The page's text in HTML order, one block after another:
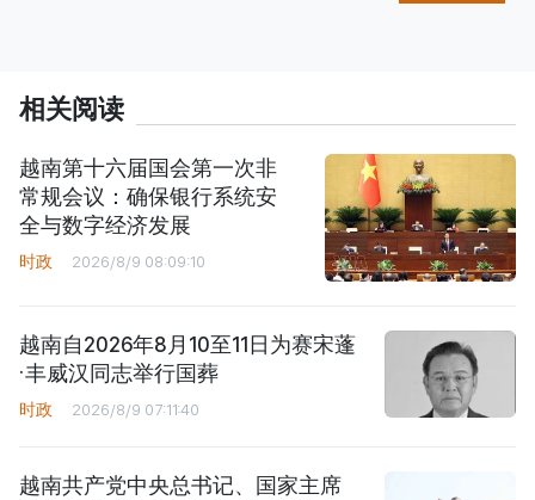
相关阅读
越南第十六届国会第一次非
常规会议：确保银行系统安
全与数字经济发展
时政 2026/8/9 08:09:10
越南自2026年8月10至11日为赛宋蓬
·丰威汉同志举行国葬
时政 2026/8/9 07:11:40
越南共产党中央总书记、国家主席